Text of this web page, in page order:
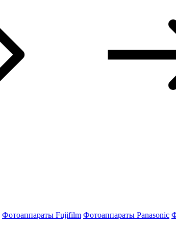
Фотоаппараты Fujifilm Фотоаппараты Panasonic